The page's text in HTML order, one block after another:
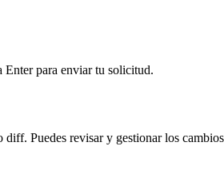
para enviar tu solicitud.
Puedes revisar y gestionar los